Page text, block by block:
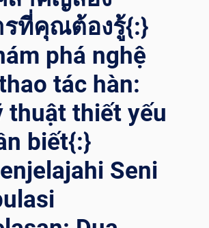
T
D
N
S
ก
นร
ะแ
มแ
ยำ: ส
รที่คุณต้องรู้{:}
phá nghệ
tác hàn:
thuật thiết yếu
biết{:}
Seni